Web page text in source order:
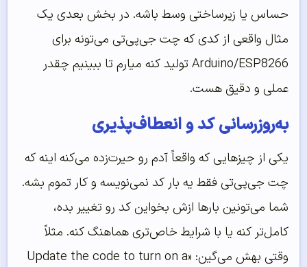
حساس یا زیرساختی وسط باشه. در بخش بعدی یک
مثال واقعی از کدی که چت جی‌پی‌تی می‌تونه برای
Arduino/ESP8266 تولید کنه میارم تا ببینیم چقدر
عملی و دقیق هست.
به‌روزرسانی کد و انعطاف‌پذیری
یکی از چیزهایی که واقعاً آدم رو حیرت‌زده می‌کنه اینه که
چت جی‌پی‌تی فقط یه بار کد نمی‌نویسه و کار تموم بشه.
شما می‌تونین بارها ازش بخواین کد رو تغییر بده،
کامل‌تر کنه یا با شرایط خاص‌تری هماهنگ کنه. مثلاً
وقتی بهش می‌گین: «Update the code to turn on a